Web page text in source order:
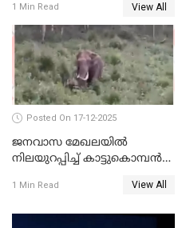
1 Min Read View All
Posted On 17-12-2025
ജനവാസ മേഖലയില്‍
നിലയുറപ്പിച്ച് കാട്ടുകൊമ്പന്‍
1 Min Read View All